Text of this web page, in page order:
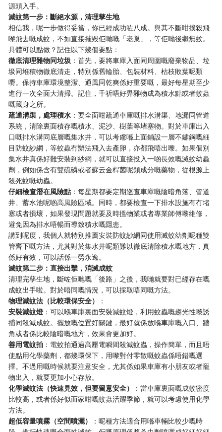
源頭入手。
滅蚊第一步：斷絕水源，清理孳生地
相信我，呢一步做得妥當，你已經成功咗八成。與其不斷咁撲殺飛
嚟飛去嘅成蚊，不如直接摧毀佢哋嘅「老巢」，等佢哋後繼無蚊。
具體可以點做？記住以下幾個要點：
徹底清理雜物同垃圾 ：首先，要將車庫入面同周圍嘅廢棄物品、垃
圾同堆積物徹底清走，特別係舊輪胎、包裝材料、枯枝敗葉呢類
嘢。保持車庫環境整潔、通風同乾爽係好重要嘅，最好每星期至少
進行一次全面大清掃。記住，千祈唔好畀雜物成為積水點或者蚊蟲
嘅藏身之所。
疏通溝渠，處理積水 ：要全面咁疏通車庫嘅排水溝渠、地漏同管道
系統，清除裏面積存嘅積水、泥沙、樹葉等堵塞物。對於車庫出入
口嘅排水溝同底層嘅集水井，可以考慮喺上面鋪設一層不鏽鋼嘅細
目防蚊紗網，等蚊蟲冇辦法飛入去產卵，亦都飛唔出嚟。如果個別
集水井真係好難安裝到紗網，就可以直接投入一啲長效嘅滅蚊幼蟲
劑，例如係含有雙硫磷或者蘇云金桿菌呢類成分嘅藥物，從根源上
殺死蚊嘅幼蟲。
仔細檢查潛在風險點 ：每星期都要定期巡查車庫嘅陰暗角落、管道
井、蓄水池呢啲高風險區域。同時，都要檢查一下排水設施有冇堵
塞或者損壞，如果發現問題就要及時搵物業或者專業師傅嚟維修，
避免因為排水唔暢而導致積水嘅隱患。
講到呢度，我個人就特別推薦安裝防蚊紗網同使用滅蚊幼劑呢種雙
管齊下嘅方法，尤其對於集水井呢類難以徹底清除積水嘅地方，真
係好有效，可以話係一勞永逸。
滅蚊第二步：直接出擊，消滅成蚊
清理完孳生地，斷咗佢哋嘅「後路」之後，我哋就要對已經存在嘅
成蚊出手啦。對於唔同嘅情況，可以採取唔同嘅方法。
物理滅蚊法（比較環保安全）
：
安裝滅蚊燈 ：可以喺車庫裏面安裝滅蚊燈，利用蚊蟲嘅趨光性嚟誘
捕同殺滅成蚊。擺放嘅位置好關鍵，最好就係放喺車庫嘅入口、牆
角或者係比較陰暗嘅地方，效果會更加好。
善用電蚊拍 ：電蚊拍通過高壓電瞬間殺滅蚊蟲，操作簡單，而且唔
使點用化學藥劑，都幾環保下，用嚟對付零散嘅蚊蟲係唔錯嘅選
擇。不過用嘅時候就要注意安全，尤其係如果車庫有小朋友或者寵
物出入，就要更加小心存放。
化學滅蚊法（快速見效，但要留意安全）
：當車庫裏面嘅成蚊密度
比較高，或者係好似而家咁嘅蚊蟲活躍季節，就可以考慮使用化學
方法。
超低容量噴霧（空間噴灑）
：呢種方法適合用喺車輛比較少嘅時